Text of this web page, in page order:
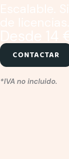
CONTACTAR
*IVA no incluido.